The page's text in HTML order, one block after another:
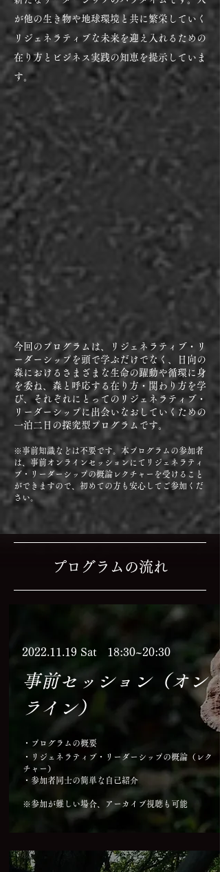
が他の生き物や地球環境と共に繁栄していく
リジェネラティブな未来を迎え入れるための
在り方とビジネス実践の知恵を提示していま
す。
今回のプログラムは、リジェネラティブ・リ
ーダーシップを頭で学ぶだけでなく、日向の
森におけるさまざまな生命の躍動や循環に身
を委ね、森と呼応する在り方・関わり方を学
び、それぞれにとってのリジェネラティブ・
リーダーシップに出会いなおしていくための
一泊二日の探究型プログラムです。
※事前知識などは不要です。本プログラムの参加者
は、事前オンラインセッションにてリジェネラティ
ブ・リーダーシップの概論レクチャーを受けること
ができますので、初めての方も安心してご参加くだ
さい。
​2022.11.19 Sat 18:30~20:30
事前セッション（オン
ライン）
・プログラムの概要
・リジェネラティブ・リーダーシップの概論（レク
チャー）
・参加者同士の簡単な自己紹介
※参加が難しい場合、アーカイブ視聴も可能
プログラムの流れ